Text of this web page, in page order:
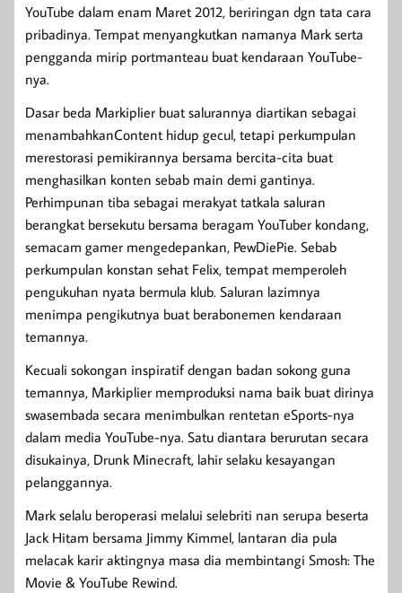
YouTube dalam enam Maret 2012, beriringan dgn tata cara
pribadinya. Tempat menyangkutkan namanya Mark serta
pengganda mirip portmanteau buat kendaraan YouTube-
nya.
Dasar beda Markiplier buat salurannya diartikan sebagai
menambahkanContent hidup gecul, tetapi perkumpulan
merestorasi pemikirannya bersama bercita-cita buat
menghasilkan konten sebab main demi gantinya.
Perhimpunan tiba sebagai merakyat tatkala saluran
berangkat bersekutu bersama beragam YouTuber kondang,
semacam gamer mengedepankan, PewDiePie. Sebab
perkumpulan konstan sehat Felix, tempat memperoleh
pengukuhan nyata bermula klub. Saluran lazimnya
menimpa pengikutnya buat berabonemen kendaraan
temannya.
Kecuali sokongan inspiratif dengan badan sokong guna
temannya, Markiplier memproduksi nama baik buat dirinya
swasembada secara menimbulkan rentetan eSports-nya
dalam media YouTube-nya. Satu diantara berurutan secara
disukainya, Drunk Minecraft, lahir selaku kesayangan
pelanggannya.
Mark selalu beroperasi melalui selebriti nan serupa beserta
Jack Hitam bersama Jimmy Kimmel, lantaran dia pula
melacak karir aktingnya masa dia membintangi Smosh: The
Movie & YouTube Rewind.